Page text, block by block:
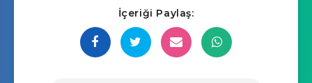
İçeriği Paylaş: